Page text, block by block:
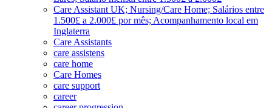
Care Assistant UK; Nursing/Care Home; Salários entre
1.500£ a 2.000£ por mês; Acompanhamento local em
Inglaterra
Care Assistants
care assistens
care home
Care Homes
care support
career